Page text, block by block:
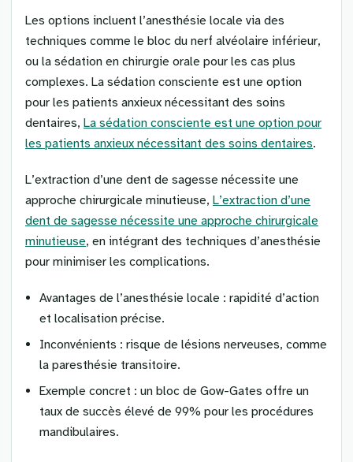
Les options incluent l’anesthésie locale via des
techniques comme le bloc du nerf alvéolaire inférieur,
ou la sédation en chirurgie orale pour les cas plus
complexes. La sédation consciente est une option
pour les patients anxieux nécessitant des soins
dentaires, La sédation consciente est une option pour
les patients anxieux nécessitant des soins dentaires.
L’extraction d’une dent de sagesse nécessite une
approche chirurgicale minutieuse, L’extraction d’une
dent de sagesse nécessite une approche chirurgicale
minutieuse, en intégrant des techniques d’anesthésie
pour minimiser les complications.
Avantages de l’anesthésie locale : rapidité d’action
et localisation précise.
Inconvénients : risque de lésions nerveuses, comme
la paresthésie transitoire.
Exemple concret : un bloc de Gow-Gates offre un
taux de succès élevé de 99% pour les procédures
mandibulaires.